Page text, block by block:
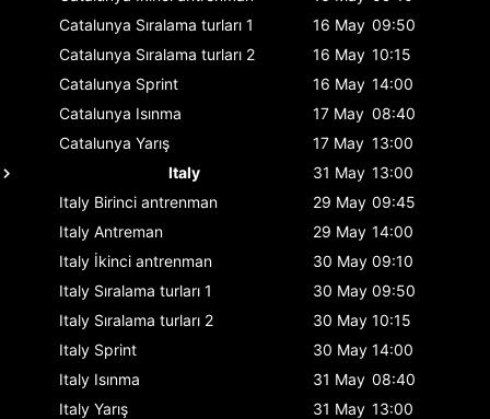
Catalunya Sıralama turları 1 16 May 09:50
Catalunya Sıralama turları 2 16 May 10:15
Catalunya Sprint 16 May 14:00
Catalunya Isınma 17 May 08:40
Catalunya Yarış 17 May 13:00
Italy
31 May 13:00
Italy Birinci antrenman 29 May 09:45
Italy Antreman 29 May 14:00
Italy İkinci antrenman 30 May 09:10
Italy Sıralama turları 1 30 May 09:50
Italy Sıralama turları 2 30 May 10:15
Italy Sprint 30 May 14:00
Italy Isınma 31 May 08:40
Italy Yarış 31 May 13:00